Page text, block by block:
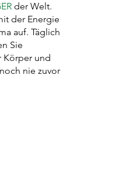
der Welt.
der Energie
auf. Täglich
Sie
Körper und
nie zuvor